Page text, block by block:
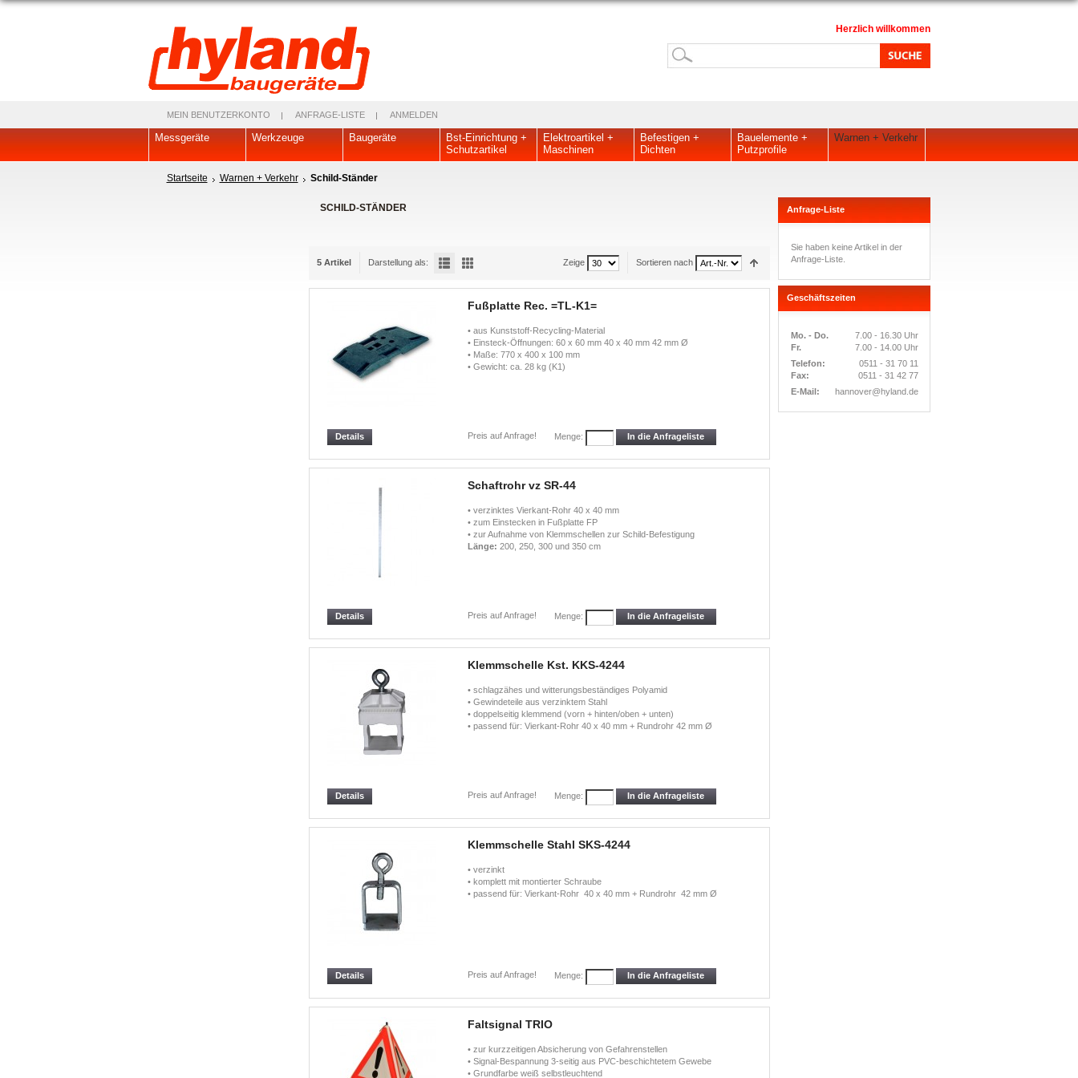
Herzlich willkommen
MEIN BENUTZERKONTO ANFRAGE-LISTE ANMELDEN
Messgeräte Werkzeuge Baugeräte
Bst-Einrichtung +
Schutzartikel
Elektroartikel +
Maschinen
Befestigen +
Dichten
Bauelemente +
Putzprofile
Warnen + Verkehr
Startseite Warnen + Verkehr Schild-Ständer
SCHILD-STÄNDER
5 Artikel Darstellung als: Sortieren nach
Zeige
Fußplatte Rec. =TL-K1=
• aus Kunststoff-Recycling-Material
• Einsteck-Öffnungen: 60 x 60 mm 40 x 40 mm 42 mm Ø
• Maße: 770 x 400 x 100 mm
• Gewicht: ca. 28 kg (K1)
Preis auf Anfrage! Menge: In die Anfrageliste
Details
Schaftrohr vz SR-44
• verzinktes Vierkant-Rohr 40 x 40 mm
• zum Einstecken in Fußplatte FP
• zur Aufnahme von Klemmschellen zur Schild-Befestigung
Länge: 200, 250, 300 und 350 cm
Preis auf Anfrage! Menge: In die Anfrageliste
Details
Klemmschelle Kst. KKS-4244
• schlagzähes und witterungsbeständiges Polyamid
• Gewindeteile aus verzinktem Stahl
• doppelseitig klemmend (vorn + hinten/oben + unten)
• passend für: Vierkant-Rohr 40 x 40 mm + Rundrohr 42 mm Ø
Preis auf Anfrage! Menge: In die Anfrageliste
Details
Klemmschelle Stahl SKS-4244
• verzinkt
• komplett mit montierter Schraube
• passend für: Vierkant-Rohr 40 x 40 mm + Rundrohr 42 mm Ø
Preis auf Anfrage! Menge: In die Anfrageliste
Details
Faltsignal TRIO
• zur kurzzeitigen Absicherung von Gefahrenstellen
• Signal-Bespannung 3-seitig aus PVC-beschichtetem Gewebe
• Grundfarbe weiß selbstleuchtend
Anfrage-Liste
Sie haben keine Artikel in der
Anfrage-Liste.
Geschäftszeiten
Mo. - Do.
7.00 - 16.30 Uhr
Fr.
7.00 - 14.00 Uhr
Telefon:
0511 - 31 70 11
Fax:
0511 - 31 42 77
E-Mail:
hannover@hyland.de